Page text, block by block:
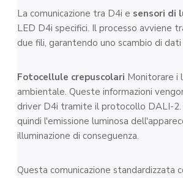
La comunicazione tra D4i e sensori di
LED D4i specifici. Il processo avviene
due fili, garantendo uno scambio di dati
Fotocellule crepuscolari Monitorare i
ambientale. Queste informazioni
driver D4i tramite il protocollo DALI-2.
quindi l'emissione luminosa
illuminazione di conseguenza.
Questa comunicazione standardizzata